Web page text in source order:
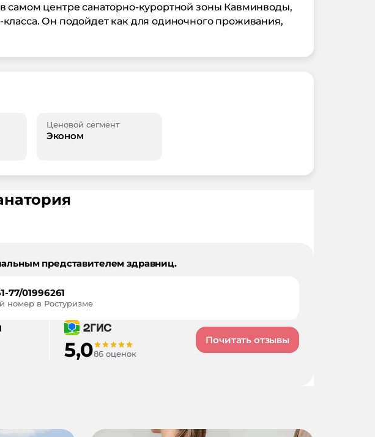
самом центре санаторно-курортной зоны Кавминводы,
Он подойдет как для одиночного проживания,
Ценовой сегмент
Эконом
представителем здравниц.
77/01996261
номер в Ростуризме
5,086 оценок
Почитать отзывы